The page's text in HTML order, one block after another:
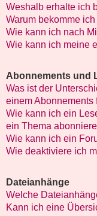
Weshalb erhalte ich
Warum bekomme
Wie kann ich nach
Wie kann ich meine
Abonnements und
Was ist der
einem Abonnements
Wie kann ich ein
ein Thema
Wie kann ich ein
Wie deaktiviere ich
Dateianhänge
Welche
Kann ich eine